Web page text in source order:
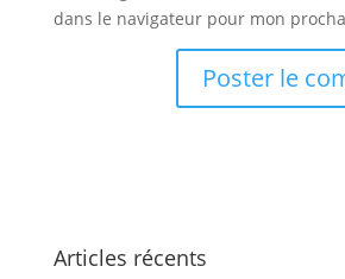
dans le navigateur pour mon
Articles récents